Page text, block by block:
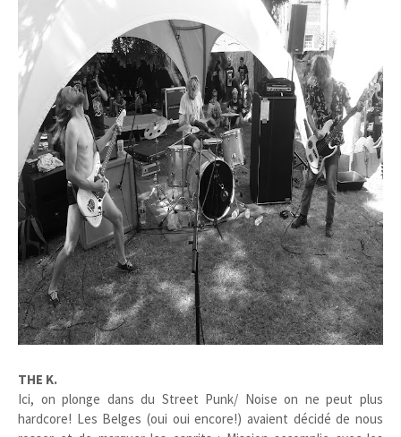
THE K.
Ici, on plonge dans du Street Punk/ Noise on ne peut plus
hardcore! Les Belges (oui oui encore!) avaient décidé de nous